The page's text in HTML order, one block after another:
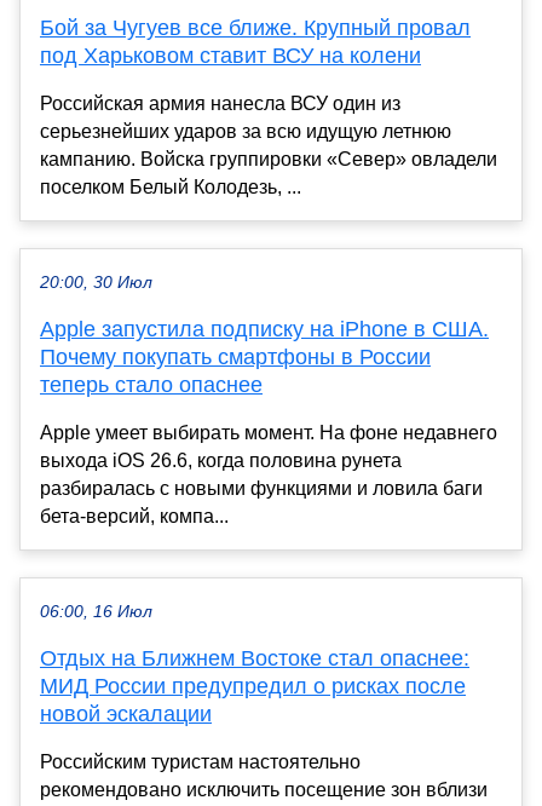
Бой за Чугуев все ближе. Крупный провал
под Харьковом ставит ВСУ на колени
Российская армия нанесла ВСУ один из
серьезнейших ударов за всю идущую летнюю
кампанию. Войска группировки «Север» овладели
поселком Белый Колодезь, ...
20:00, 30 Июл
Apple запустила подписку на iPhone в США.
Почему покупать смартфоны в России
теперь стало опаснее
Apple умеет выбирать момент. На фоне недавнего
выхода iOS 26.6, когда половина рунета
разбиралась с новыми функциями и ловила баги
бета-версий, компа...
06:00, 16 Июл
Отдых на Ближнем Востоке стал опаснее:
МИД России предупредил о рисках после
новой эскалации
Российским туристам настоятельно
рекомендовано исключить посещение зон вблизи